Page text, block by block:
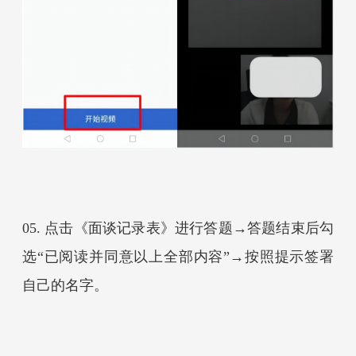
05. 点击《面谈记录表》进行答题→答题结束后勾
选“已阅读并同意以上全部内容” →按照提示签署
自己的名字。